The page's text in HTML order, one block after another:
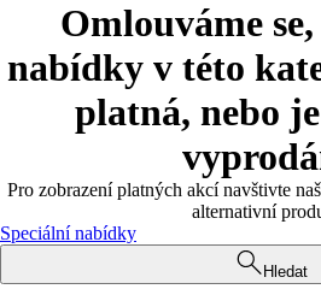
Omlouváme
nabídky v této
platná, nebo
Pro zobrazení platných akcí navštivte
alternativní
Speciální nabídky
Hledat